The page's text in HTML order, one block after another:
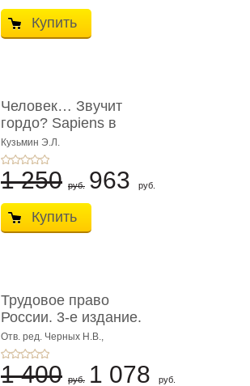
Купить
Человек… Звучит
гордо? Sapiens в
тенётах социума � ...
Кузьмин Э.Л.
1 250 руб. 963 руб.
Купить
Трудовое право
России. 3-е издание.
Учебник для ...
Отв. ред. Черных Н.В.,
Шестерякова И.В.
1 400 руб. 1 078 руб.